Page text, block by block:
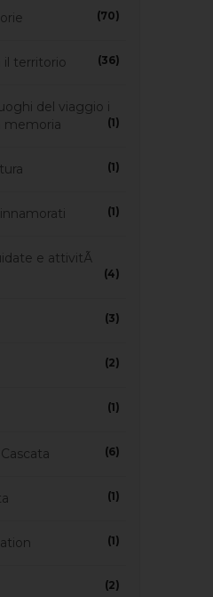
(70)
il territorio (36)
del viaggio i
memoria
(1)
(1)
(1)
e attivitÃ
(4)
(3)
(2)
(1)
(6)
(1)
(1)
(2)